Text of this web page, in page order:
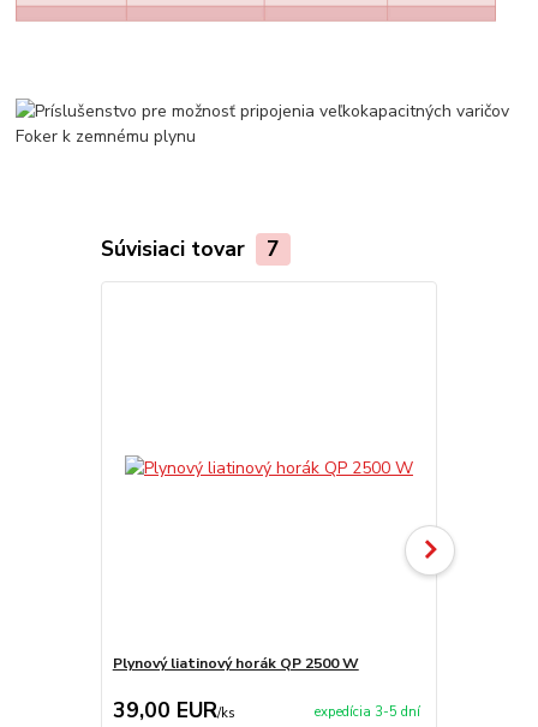
Súvisiaci tovar 7
Plynový liatinový horák QP 2500 W
39,00 EUR/ks expedícia 3-5 dní